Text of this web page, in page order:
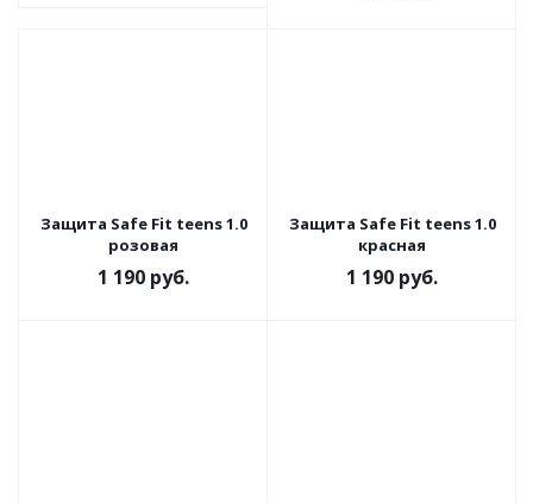
Защита Safe Fit teens 1.0
розовая
1 190 руб.
Защита Safe Fit teens 1.0
красная
1 190 руб.